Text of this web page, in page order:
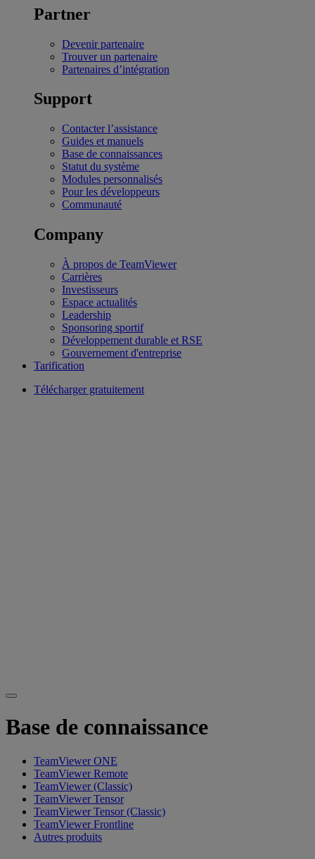
Partner
Devenir partenaire
Trouver un partenaire
Partenaires d’intégration
Support
Contacter l’assistance
Guides et manuels
Base de connaissances
Statut du système
Modules personnalisés
Pour les développeurs
Communauté
Company
À propos de TeamViewer
Carrières
Investisseurs
Espace actualités
Leadership
Sponsoring sportif
Développement durable et RSE
Gouvernement d'entreprise
Tarification
Télécharger gratuitement
Base de connaissance
TeamViewer ONE
TeamViewer Remote
TeamViewer (Classic)
TeamViewer Tensor
TeamViewer Tensor (Classic)
TeamViewer Frontline
Autres produits